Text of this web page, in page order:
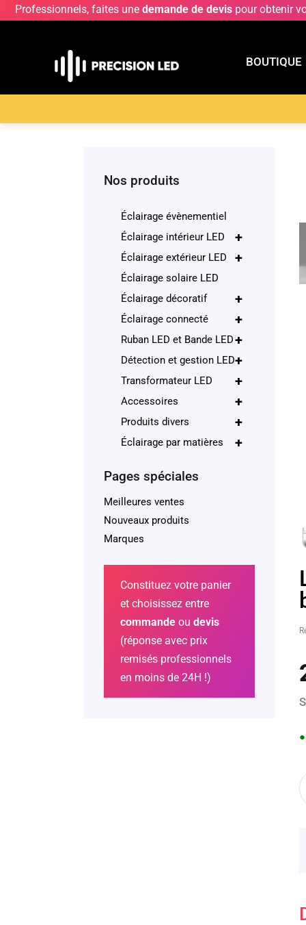
Professionnels, faites une demande de devis pour obtenir
BOUTIQUE
●
Nos produits
Éclairage évènementiel
+
Éclairage intérieur LED
+
Éclairage extérieur LED
Éclairage solaire LED
+
Éclairage décoratif
+
Éclairage connecté
+
Ruban LED et Bande LED
+
Détection et gestion LED
+
Transformateur LED
+
Accessoires
+
Produits divers
+
Éclairage par matières
Pages spéciales
Meilleures ventes
Nouveaux produits
Marques
Constituez votre panier
et choisissez entre
commande ou devis
(réponse avec prix
remisés professionnels
en moins de 24H !)